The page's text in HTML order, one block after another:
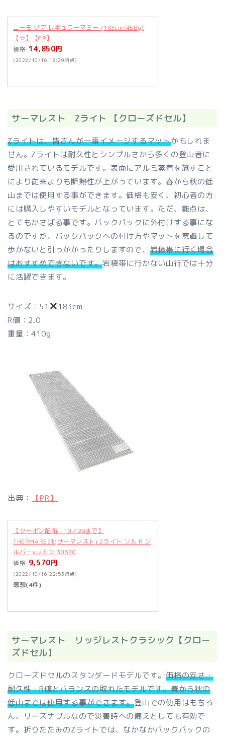
ニーモ ゾア レギュラーマミー (183cm/450g)
【☆】【CP】
価格: 14,850円
(2022/10/16 18:29時点)
サーマレスト Zライト 【クローズドセル】
Zライトは、皆さんが一番イメージするマットかもしれま
せん。Zライトは耐久性とシンプルさから多くの登山者に
愛用されているモデルです。表面にアルミ蒸着を施すこと
により従来よりも断熱性が上がっています。春から秋の低
山までは使用する事ができます。価格も安く、初心者の方
には購入しやすいモデルとなっています。ただ、難点は、
とてもかさばる事です。バックパックに外付けする事にな
るのですが、バックパックへの付け方やマットを意識して
歩かないと引っかかったりしますので、 岩稜帯に行く場合
はおすすめできないです。岩稜帯に行かない山行では十分
に活躍できます。
サイズ：51
183cm
R値：2.0
重量：410g
出典： 【PR】
【クーポン配布！10／20まで】
THERMAREST(サーマレスト) Zライト ソル R シ
ルバー×レモン 30670
価格: 9,570円
(2022/10/16 22:53時点)
感想(4件)
サーマレスト リッジレストクラシック【クロー
ズドセル】
クローズドセルのスタンダードモデルです。価格の安さ・
耐久性・R値とバランスの取れたモデルです。春から秋の
低山までは使用する事ができます。登山での使用はもちろ
ん、リーズナブルなので災害時への備えとしても有効で
す。折りたたみのZライトでは、なかなかバックパックの